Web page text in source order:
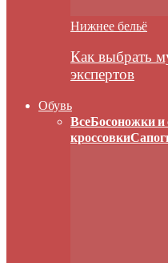
Нижнее бельё
Как выбрать
экспертов
Обувь
ВсеБосоножки и
кроссовки